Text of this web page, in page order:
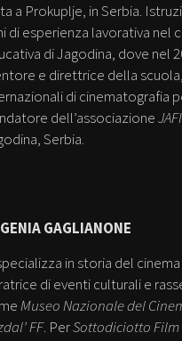
a Prokuplje, in Serbia.
di esperienza lavorativa
di Jagodina, dove nel
e direttrice della
di cinematografia
dell’associazione
Serbia.
GAGLIANONE
in storia del
di eventi culturali e
Museo Nazionale del
FF. PerSottodiciotto Film